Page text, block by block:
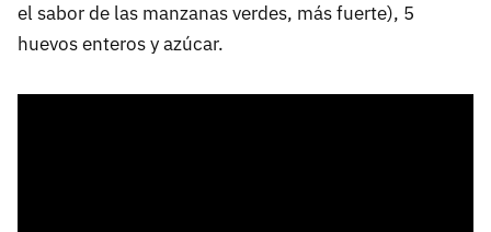
el sabor de las manzanas verdes, más fuerte), 5
huevos enteros y azúcar.